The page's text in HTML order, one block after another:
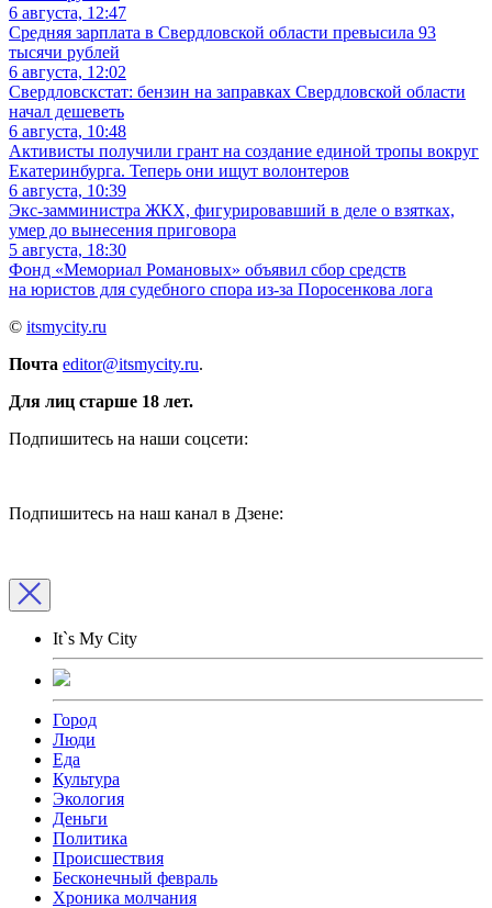
6 августа, 12:47
Средняя зарплата в Свердловской области превысила 93
тысячи рублей
6 августа, 12:02
Свердловскстат: бензин на заправках Свердловской области
начал дешеветь
6 августа, 10:48
Активисты получили грант на создание единой тропы вокруг
Екатеринбурга. Теперь они ищут волонтеров
6 августа, 10:39
Экс-замминистра ЖКХ, фигурировавший в деле о взятках,
умер до вынесения приговора
5 августа, 18:30
Фонд «Мемориал Романовых» объявил сбор средств
на юристов для судебного спора из-за Поросенкова лога
© itsmycity.ru
Почта editor@itsmycity.ru.
Для лиц старше 18 лет.
Подпишитесь на наши соцсети:
Подпишитесь на наш канал в Дзене:
It`s My City
Город
Люди
Еда
Культура
Экология
Деньги
Политика
Происшествия
Бесконечный февраль
Хроника молчания